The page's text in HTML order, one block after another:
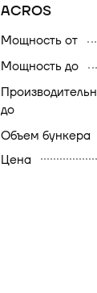
ACROS
мощность от
мощность до
производительность
до
объем бункера
Цена